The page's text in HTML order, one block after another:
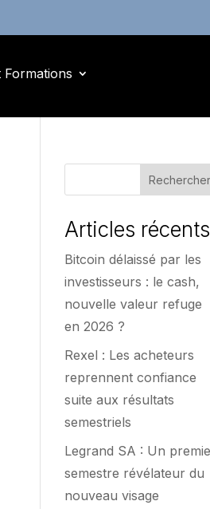
Formations
Rechercher
Articles récents
Bitcoin délaissé par les
investisseurs : le cash,
nouvelle valeur refuge
en 2026 ?
Rexel : Les acheteurs
reprennent confiance
suite aux résultats
semestriels
Legrand SA : Un
semestre révélateur du
nouveau visage